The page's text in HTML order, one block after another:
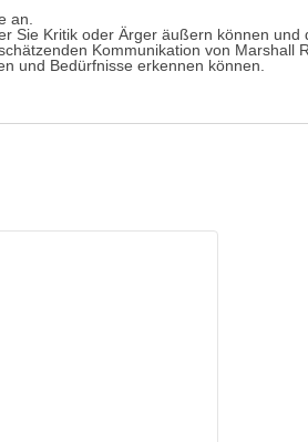
an.
Sie Kritik oder Ärger äußern können und
Kommunikation von Marshall
und Bedürfnisse erkennen können.